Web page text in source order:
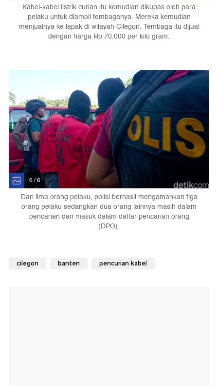
Kabel-kabel listrik curian itu kemudian dikupas oleh para
pelaku untuk diambil tembaganya. Mereka kemudian
menjualnya ke lapak di wilayah Cilegon. Tembaga itu dijual
dengan harga Rp 70.000 per kilo gram.
6 / 6
Dari lima orang pelaku, polisi berhasil mengamankan tiga
orang pelaku sedangkan dua orang lainnya masih dalam
pencarian dan masuk dalam daftar pencarian orang
(DPO).
cilegon banten pencurian kabel